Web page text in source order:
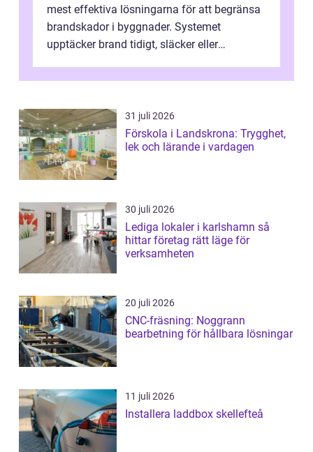
mest effektiva lösningarna för att begränsa
brandskador i byggnader. Systemet
upptäcker brand tidigt, släcker eller
31 juli 2026
Förskola i Landskrona: Trygghet,
lek och lärande i vardagen
30 juli 2026
Lediga lokaler i karlshamn så
hittar företag rätt läge för
verksamheten
20 juli 2026
CNC-fräsning: Noggrann
bearbetning för hållbara lösningar
11 juli 2026
Installera laddbox skellefteå